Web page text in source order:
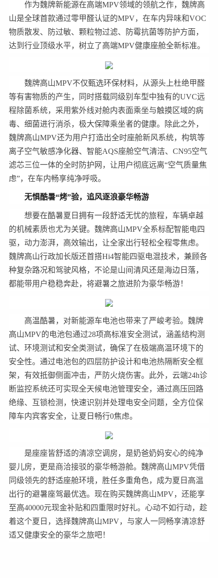
作为魏牌新能源在高端MPV领域的领航之作，魏牌高
山是全球首款通过零甲醛认证的MPV，在车内异味和VOC
物质散发、防过敏、颗粒物过滤、防霉抗菌等防护方面，
达到行业顶级水平，树立了高端MPV健康座舱全新标准。
魏牌高山MPV不仅甄选环保材料，从源头上杜绝甲醛
等有害物质的产生，同时搭载同级别车型中独有的UVC远
程除菌系统，采用紫外线对舱内表面乘坐与触摸区域的病
毒、细菌进行消杀，极大保障乘坐者的健康。除此之外，
魏牌高山MPV还为用户打造出全时座舱新风系统，构筑等
离子空气敏感净化器、智能AQS座舱空气清洁、CN95空气
滤芯三位一体的全时防护网，让用户彻底远离“空气质量焦
虑”，在车内畅享纯净呼吸。
无惧酷暑“烤”验，追风逐浪豪华畅游
想要在酷暑夏日拥有一段舒适无忧的旅程，车辆卓越
的机械素质也尤为关键。魏牌高山MPV全系标配智能电四
驱，动力澎湃，高效输出，让全家出行轻松全程零焦虑。
魏牌高山行政加长版还首搭Hi4智能四驱电混技术，兼顾各
种复杂路况和驾驶风格，不论是山间清风还是海边日落，
都能带用户稳稳奔赴，将避暑之旅进阶为豪华畅游！
高温酷暑，对新能源车电池也带来了严峻考验。魏牌
高山MPV的电池包通过28项高标准安全测试，涵盖结构测
试、环境测试和安全类测试，确保了在极端高温环境下的
安全性。通过电池包的四层防护设计和电池热隔断安全框
架，有效抵御侧面冲击，严防火烧伤害。此外，云端24h诊
断监控系统还可实现全天候电池管理安全，通过高压回路
绝缘、互锁检测，快速识别并处理电安全问题，全方位保
障车内宾客安全，让夏日畅行0焦虑。
是座座皆舒适的清凉空调房，是奶爸奶妈安心的纯净
婴儿房，更是商洽接驳的豪华畅游舱。魏牌高山MPV凭借
同级领先的舒适座舱环境，胜任多重角色，成为夏日高温
出行的避暑座驾最优选。现在购买魏牌高山MPV，还能享
至高40000元现金补贴和四重限时好礼。心动不如行动，趁
着这个夏日，选择魏牌高山MPV，与家人一同畅享清凉舒
适又健康安全的豪华之旅吧！